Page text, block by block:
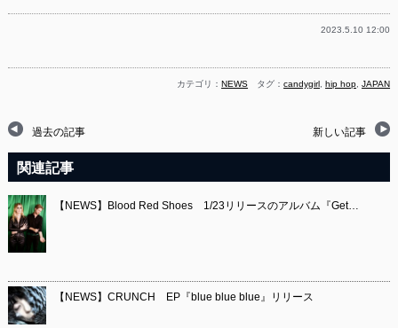
2023.5.10 12:00
カテゴリ：NEWS タグ：candygirl ,hip hop ,JAPAN
過去の記事 新しい記事
関連記事
【NEWS】Blood Red Shoes 1/23リリースのアルバム『Get…
【NEWS】CRUNCH EP『blue blue blue』リリース